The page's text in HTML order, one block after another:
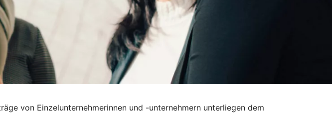
von Einzelunternehmerinnen und -unternehmern unterliegen dem